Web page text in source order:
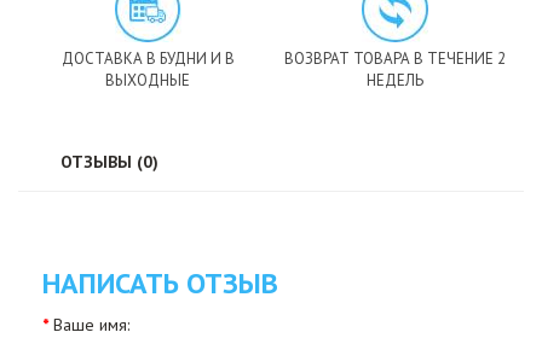
ДОСТАВКА В БУДНИ И В
ВЫХОДНЫЕ
ВОЗВРАТ ТОВАРА В ТЕЧЕНИЕ 2
НЕДЕЛЬ
ОТЗЫВЫ (0)
НАПИСАТЬ ОТЗЫВ
Ваше имя: